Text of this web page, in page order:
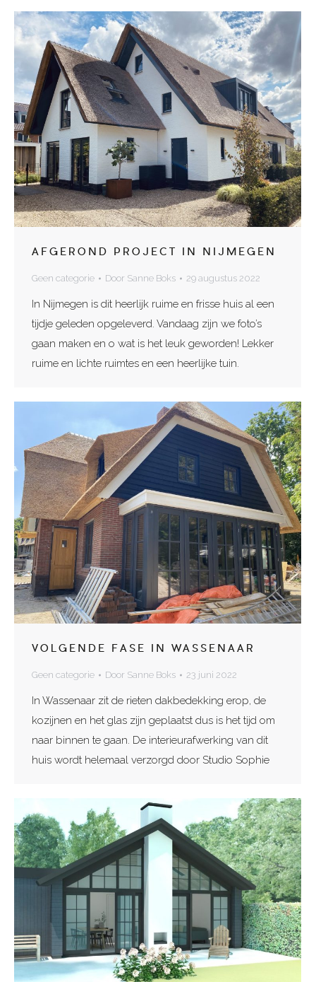
AFGEROND PROJECT IN NIJMEGEN
Geen categorie Door Sanne Boks 29 augustus 2022
In Nijmegen is dit heerlijk ruime en frisse huis al een
tijdje geleden opgeleverd. Vandaag zijn we foto’s
gaan maken en o wat is het leuk geworden! Lekker
ruime en lichte ruimtes en een heerlijke tuin.
VOLGENDE FASE IN WASSENAAR
Geen categorie Door Sanne Boks 23 juni 2022
In Wassenaar zit de rieten dakbedekking erop, de
kozijnen en het glas zijn geplaatst dus is het tijd om
naar binnen te gaan. De interieurafwerking van dit
huis wordt helemaal verzorgd door Studio Sophie